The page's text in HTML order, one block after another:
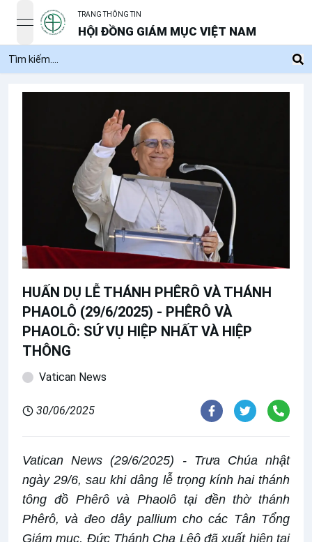
open navigation menu
TRANG THÔNG TIN
HỘI ĐỒNG GIÁM MỤC VIỆT NAM
HUẤN DỤ LỄ THÁNH PHÊRÔ VÀ THÁNH
PHAOLÔ (29/6/2025) - PHÊRÔ VÀ
PHAOLÔ: SỨ VỤ HIỆP NHẤT VÀ HIỆP
THÔNG
Vatican News
30/06/2025
Vatican News (29/6/2025) - Trưa Chúa nhật
ngày 29/6, sau khi dâng lễ trọng kính hai thánh
tông đồ Phêrô và Phaolô tại đền thờ thánh
Phêrô, và đeo dây pallium cho các Tân Tổng
Giám mục, Đức Thánh Cha Lêô đã xuất hiện tại